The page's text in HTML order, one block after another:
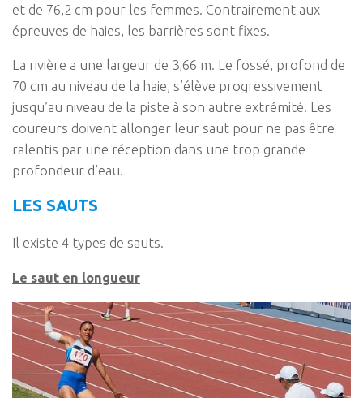
et de 76,2 cm pour les femmes. Contrairement aux
épreuves de haies, les barrières sont fixes.
La rivière a une largeur de 3,66 m. Le fossé, profond de
70 cm au niveau de la haie, s’élève progressivement
jusqu’au niveau de la piste à son autre extrémité. Les
coureurs doivent allonger leur saut pour ne pas être
ralentis par une réception dans une trop grande
profondeur d’eau.
LES SAUTS
Il existe 4 types de sauts.
Le saut en longueur